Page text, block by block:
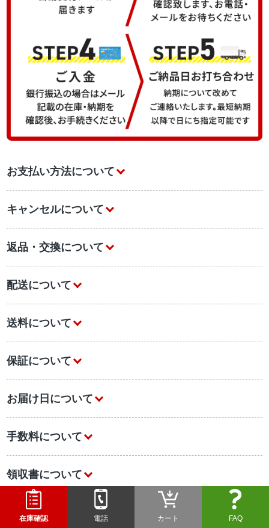
お支払い方法について
キャンセルについて
返品・交換について
配送について
送料について
保証について
お届け日について
手数料について
領収書について
初めての方へ
在庫確認 電話 カート FAQ